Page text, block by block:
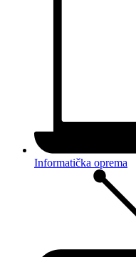
Informatička oprema